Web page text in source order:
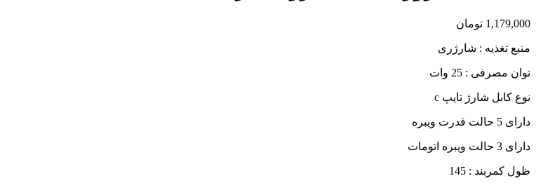
1,179,000 تومان
منبع تغذیه : شارژری
توان مصرفی : 25 وات
نوع کابل شارژ تایپ c
دارای 5 حالت قدرت ویبره
دارای 3 حالت ویبره اتومات
ظول کمربند : 145